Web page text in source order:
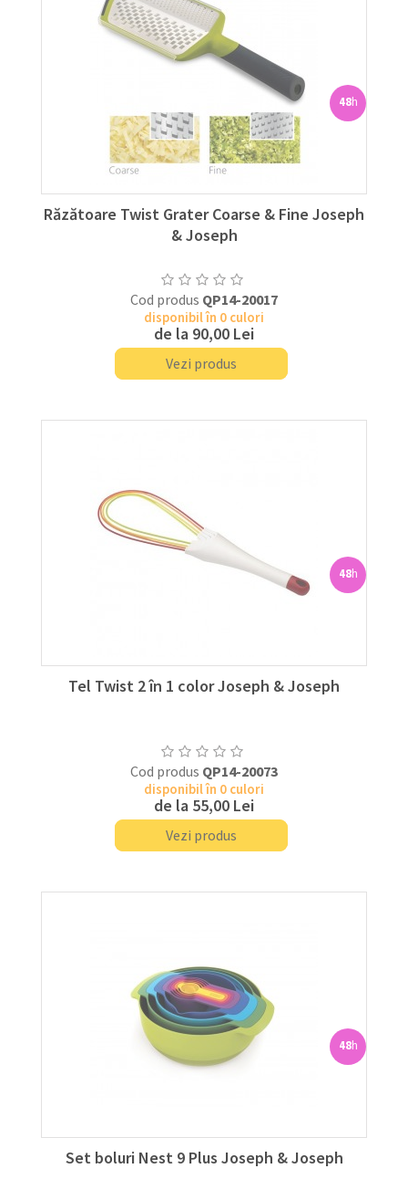
48h
Răzătoare Twist Grater Coarse & Fine Joseph
& Joseph
Cod produs QP14-20017
disponibil în 0 culori
de la 90,00 Lei
Vezi produs
48h
Tel Twist 2 în 1 color Joseph & Joseph
Cod produs QP14-20073
disponibil în 0 culori
de la 55,00 Lei
Vezi produs
48h
Set boluri Nest 9 Plus Joseph & Joseph